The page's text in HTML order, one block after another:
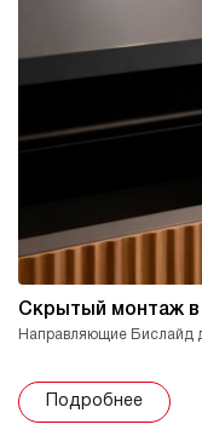
Скрытый монтаж
Направляющие Бислайд
Подробнее